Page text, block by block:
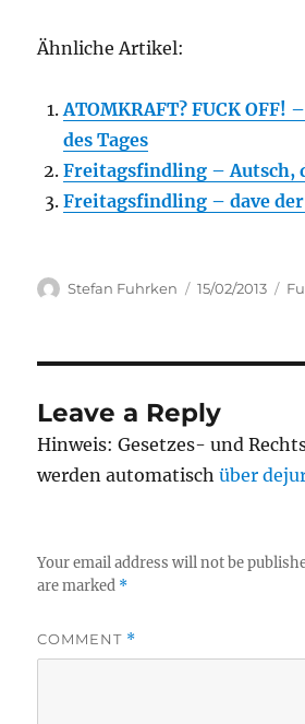
Ähnliche Artikel:
ATOMKRAFT? FUCK OFF!
des Tages
Freitagsfindling – Autsch,
Freitagsfindling – dave
Author
Stefan Fuhrken
Posted
15/02/2013
Leave a Reply
Hinweis: Gesetzes- und
werden automatischüber
Your email address will not be
are marked *
COMMENT *